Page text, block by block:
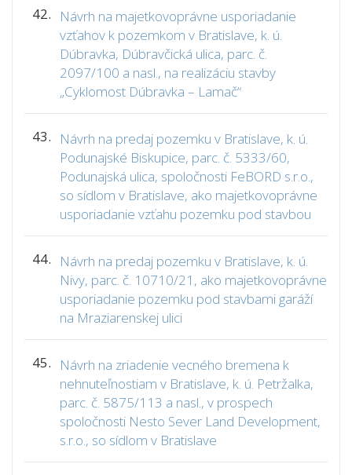
42.
Návrh na majetkovoprávne usporiadanie
vzťahov k pozemkom v Bratislave, k. ú.
Dúbravka, Dúbravčická ulica, parc. č.
2097/100 a nasl., na realizáciu stavby
„Cyklomost Dúbravka – Lamač“
43.
Návrh na predaj pozemku v Bratislave, k. ú.
Podunajské Biskupice, parc. č. 5333/60,
Podunajská ulica, spoločnosti FeBORD s.r.o.,
so sídlom v Bratislave, ako majetkovoprávne
usporiadanie vzťahu pozemku pod stavbou
44.
Návrh na predaj pozemku v Bratislave, k. ú.
Nivy, parc. č. 10710/21, ako majetkovoprávne
usporiadanie pozemku pod stavbami garáží
na Mraziarenskej ulici
45.
Návrh na zriadenie vecného bremena k
nehnuteľnostiam v Bratislave, k. ú. Petržalka,
parc. č. 5875/113 a nasl., v prospech
spoločnosti Nesto Sever Land Development,
s.r.o., so sídlom v Bratislave